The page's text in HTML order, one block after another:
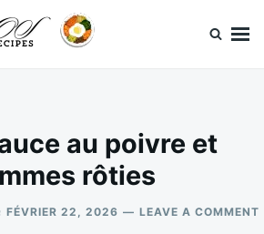
au poivre et
rôties
FÉVRIER 22, 2026 LEAVE A COMMENT